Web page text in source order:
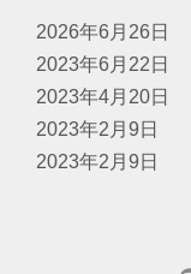
2026年6月26日
2023年6月22日
2023年4月20日
2023年2月9日
2023年2月9日